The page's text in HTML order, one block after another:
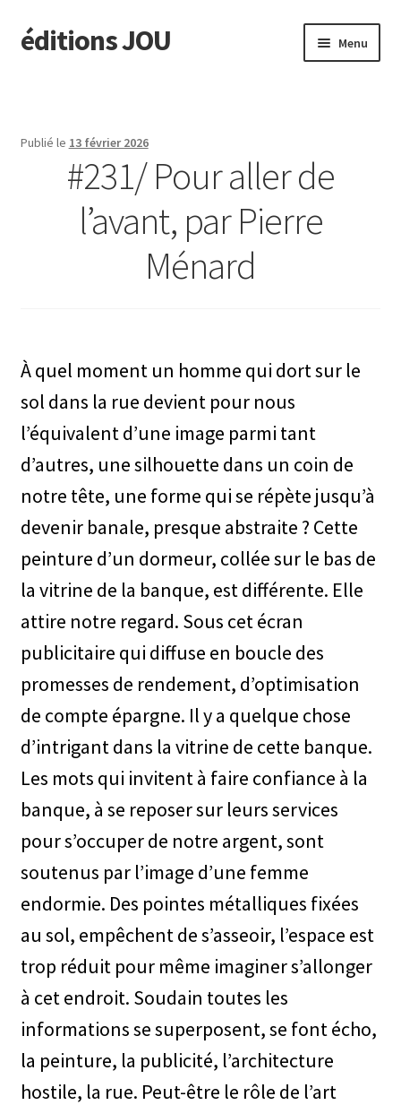
Aller
à
Aller
au
éditions JOU Menu
Actus
Catalogue
Contact
Publié le 13 février 2026
#231/ Pour aller de
l’avant, par Pierre
Ménard
À quel moment un homme qui dort sur le
sol dans la rue devient pour nous
l’équivalent d’une image parmi tant
d’autres, une silhouette dans un coin de
notre tête, une forme qui se répète jusqu’à
devenir banale, presque abstraite ? Cette
peinture d’un dormeur, collée sur le bas de
la vitrine de la banque, est différente. Elle
attire notre regard. Sous cet écran
publicitaire qui diffuse en boucle des
promesses de rendement, d’optimisation
de compte épargne. Il y a quelque chose
d’intrigant dans la vitrine de cette banque.
Les mots qui invitent à faire confiance à la
banque, à se reposer sur leurs services
pour s’occuper de notre argent, sont
soutenus par l’image d’une femme
endormie. Des pointes métalliques fixées
au sol, empêchent de s’asseoir, l’espace est
trop réduit pour même imaginer s’allonger
à cet endroit. Soudain toutes les
informations se superposent, se font écho,
la peinture, la publicité, l’architecture
hostile, la rue. Peut-être le rôle de l’art